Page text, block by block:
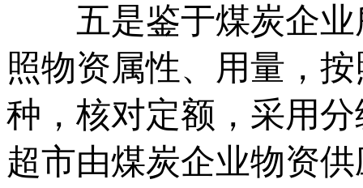
五是鉴于煤炭企业
照物资属性、用量，
种，核对定额，采用
超市由煤炭企业物资